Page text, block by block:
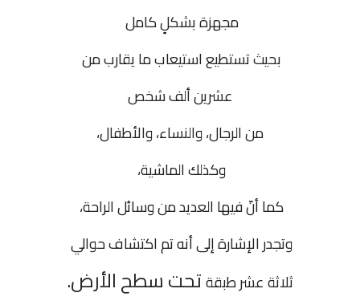
مجهزة بشكلٍ كامل
بحيث تستطيع استيعاب ما يقارب من
عشرين ألف شخص
من الرجال، والنساء، والأطفال،
وكذلك الماشية،
كما أنّ فيها العديد من وسائل الراحة،
وتجدر الإشارة إلى أنه تم اكتشاف حوالي
ثلاثة عشر طبقةتحت سطح الأرض.